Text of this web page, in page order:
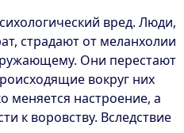
вред. Люди,
страдают от меланхолии
Они перестают
вокруг них
меняется настроение, а
к воровству. Вследствие